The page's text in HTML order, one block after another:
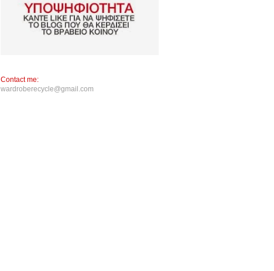
Contact me:
wardroberecycle@gmail.com